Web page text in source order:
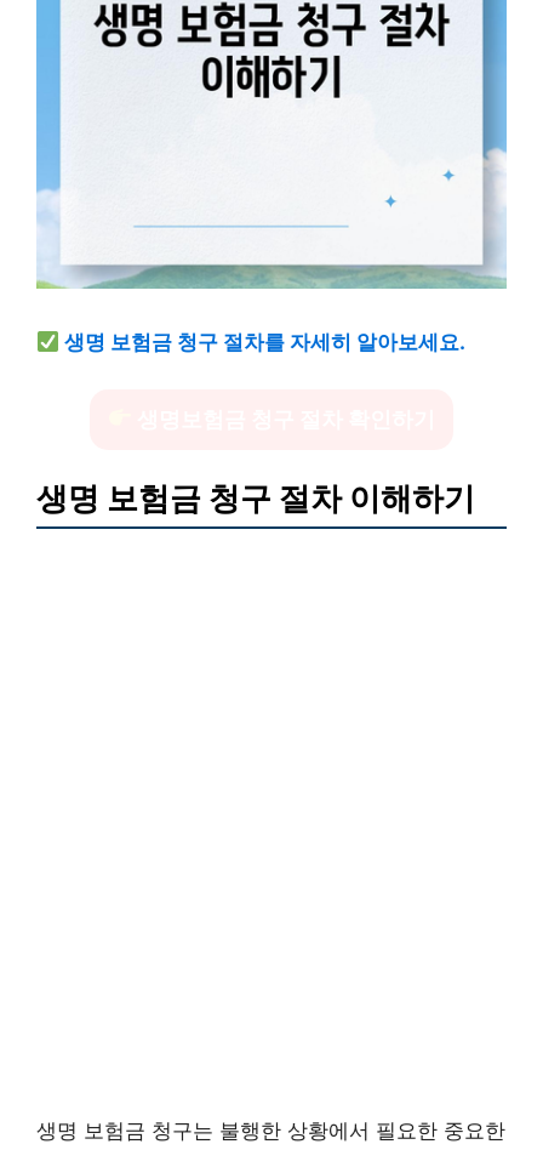
생명 보험금 청구 절차를 자세히 알아보세요.
생명 보험금 청구 절차 이해하기
생명 보험금 청구는 불행한 상황에서 필요한 중요한